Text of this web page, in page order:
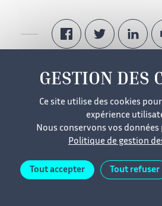
Niveau de
Aidez-nous à évaluer le niveau de
Niveau 1 Niveau 2
Ce site utilise des cookies
expérience
Nous conservons vos
Politique de gestion
Tout accepter Tout refuser